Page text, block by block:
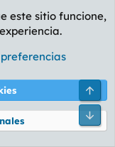
privacidad Ayuda
Ltd.
este sitio funcione,
Pie